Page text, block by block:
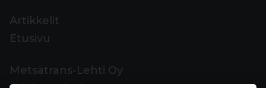
Artikkelit
Etusivu
Metsätrans-Lehti Oy